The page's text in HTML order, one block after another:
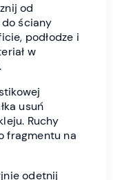
od
do ściany
podłodze i
w
usuń
Ruchy
fragmentu na
odetnij